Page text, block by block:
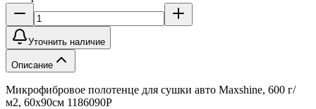
Уточнить наличие
Описание
Микрофибровое полотенце для сушки авто Maxshine, 600 г/
м2, 60x90см 1186090P